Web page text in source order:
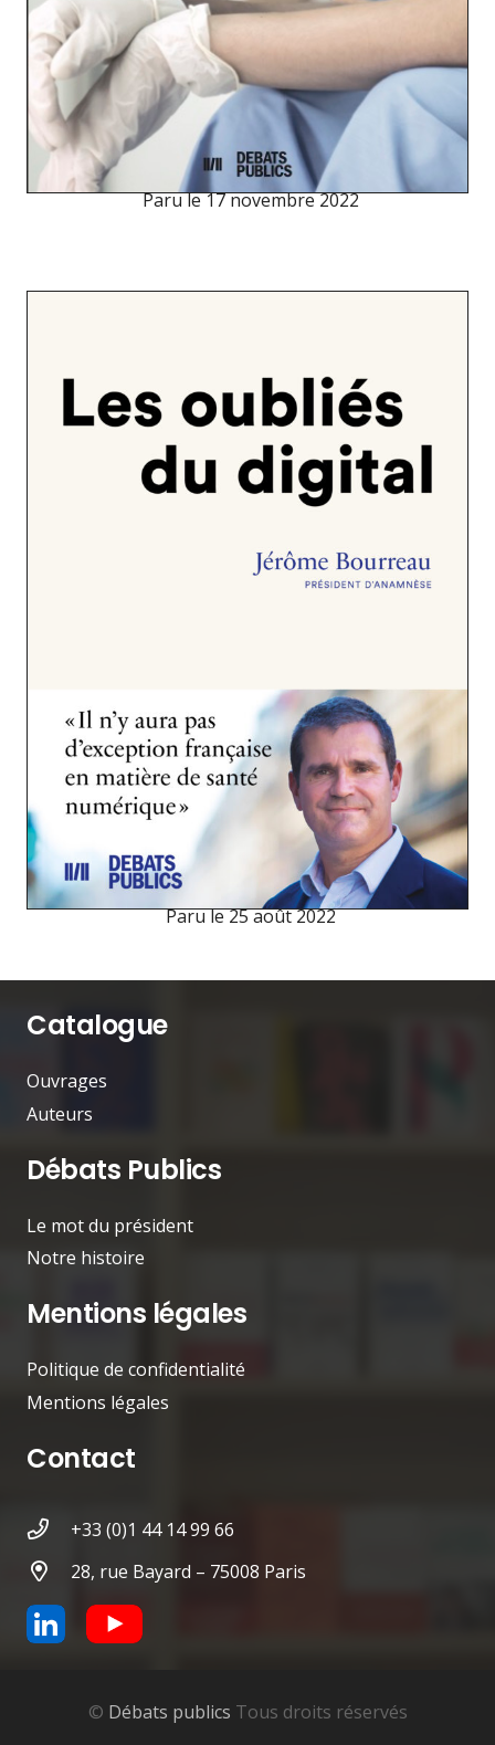
Paru le17 novembre 2022
Paru le25 août 2022
Catalogue
Ouvrages
Auteurs
Débats Publics
Le mot du président
Notre histoire
Mentions légales
Politique de confidentialité
Mentions légales
Contact
+33 (0)1 44 14 99 66
28, rue Bayard – 75008 Paris
© Débats publics Tous droits réservés